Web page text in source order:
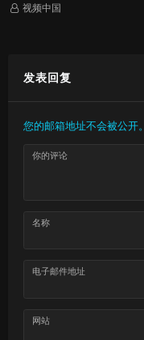
视频中国
发表回复
您的邮箱地址不会被公开。
你的评论
名称
电子邮件地址
网站